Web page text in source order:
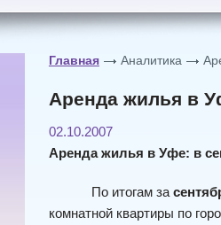
Главная Аналитика
Аренда жилья в
02.10.2007
Аренда жилья в Уфе: в
По итогам за
комнатной квартиры по